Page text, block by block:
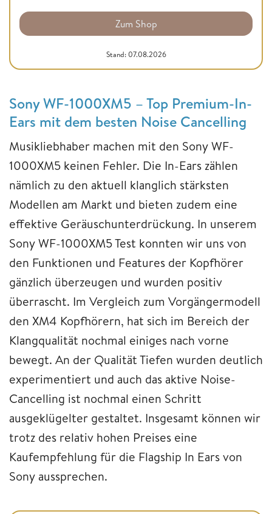
Zum Shop
Stand: 07.08.2026
Sony WF-1000XM5 – Top Premium-In-
Ears mit dem besten Noise Cancelling
Musikliebhaber machen mit den Sony WF-
1000XM5 keinen Fehler. Die In-Ears zählen
nämlich zu den aktuell klanglich stärksten
Modellen am Markt und bieten zudem eine
effektive Geräuschunterdrückung. In unserem
Sony WF-1000XM5 Test konnten wir uns von
den Funktionen und Features der Kopfhörer
gänzlich überzeugen und wurden positiv
überrascht. Im Vergleich zum Vorgängermodell
den XM4 Kopfhörern, hat sich im Bereich der
Klangqualität nochmal einiges nach vorne
bewegt. An der Qualität Tiefen wurden deutlich
experimentiert und auch das aktive Noise-
Cancelling ist nochmal einen Schritt
ausgeklügelter gestaltet. Insgesamt können wir
trotz des relativ hohen Preises eine
Kaufempfehlung für die Flagship In Ears von
Sony aussprechen.